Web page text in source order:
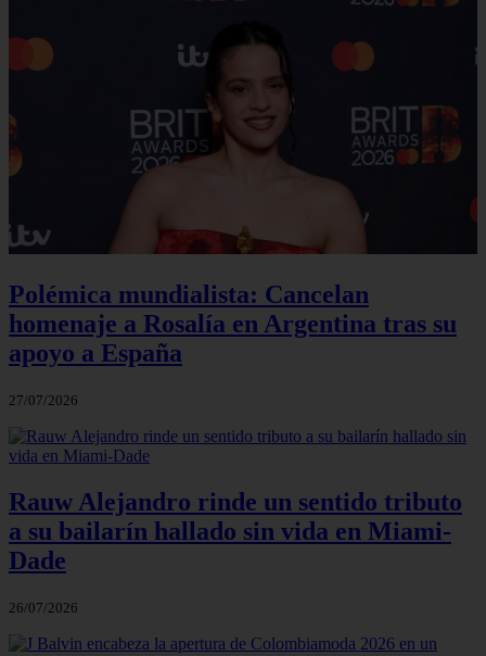
Polémica mundialista: Cancelan
homenaje a Rosalía en Argentina tras su
apoyo a España
27/07/2026
Rauw Alejandro rinde un sentido tributo
a su bailarín hallado sin vida en Miami-
Dade
26/07/2026